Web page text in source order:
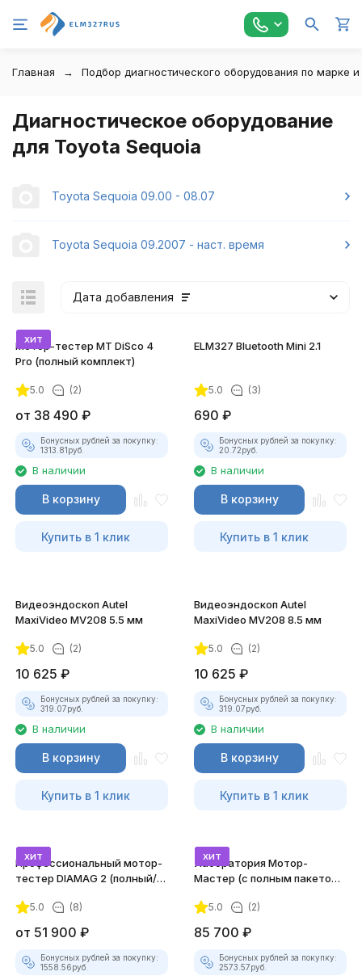
Главная Подбор диагностического оборудования по марке
Диагностическое оборудование
для Toyota Sequoia
Toyota Sequoia 09.00 - 08.07
Toyota Sequoia 09.2007 - наст. время
Дата добавления
хит
Мотор-тестер MT DiSco 4
Pro (полный комплект)
5.0 (2)
от 38 490 ₽
Бонусных рублей за покупку:
1313.81руб.
В наличии
В корзину
Купить в 1 клик
ELM327 Bluetooth Mini 2.1
5.0 (3)
690 ₽
Бонусных рублей за покупку:
20.72руб.
В наличии
В корзину
Купить в 1 клик
Видеоэндоскоп Autel
MaxiVideo MV208 5.5 мм
5.0 (2)
10 625 ₽
Бонусных рублей за покупку:
319.07руб.
В наличии
В корзину
Купить в 1 клик
Видеоэндоскоп Autel
MaxiVideo MV208 8.5 мм
5.0 (2)
10 625 ₽
Бонусных рублей за покупку:
319.07руб.
В наличии
В корзину
Купить в 1 клик
хит
Профессиональный мотор-
тестер DIAMAG 2 (полный/
5.0 (8)
от 51 900 ₽
Бонусных рублей за покупку:
1558.56руб.
хит
Лаборатория Мотор-
Мастер (с полным пакетом
5.0 (2)
85 700 ₽
Бонусных рублей за покупку:
2573.57руб.